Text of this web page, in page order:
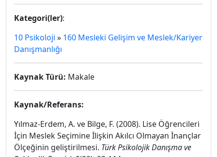
Kategori(ler):
10 Psikoloji » 160 Mesleki Gelişim ve Meslek/Kariyer
Danışmanlığı
Kaynak Türü: Makale
Kaynak/Referans:
Yılmaz-Erdem, A. ve Bilge, F. (2008). Lise Öğrencileri
İçin Meslek Seçimine İlişkin Akılcı Olmayan İnançlar
Ölçeğinin geliştirilmesi. Türk Psikolojik Danışma ve